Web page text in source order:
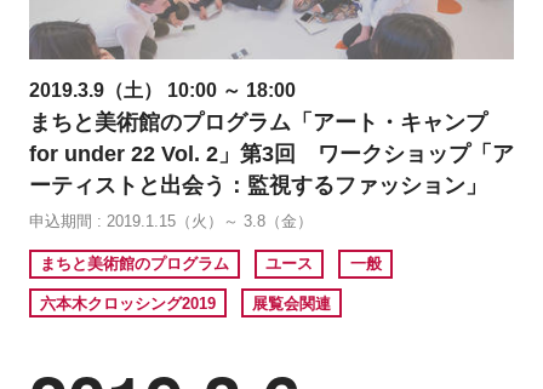
2019.3.9（土） 10:00 ～ 18:00
まちと美術館のプログラム「アート・キャンプ
for under 22 Vol. 2」第3回 ワークショップ「ア
ーティストと出会う：監視するファッション」
申込期間 : 2019.1.15（火）～ 3.8（金）
まちと美術館のプログラム ユース 一般
六本木クロッシング2019 展覧会関連